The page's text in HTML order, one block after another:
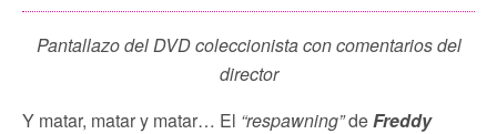
Pantallazo del DVD coleccionista con comentarios del
director
Y matar, matar y matar… El “respawning”deFreddy